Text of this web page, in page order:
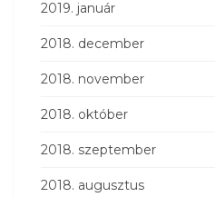
2019. január
2018. december
2018. november
2018. október
2018. szeptember
2018. augusztus